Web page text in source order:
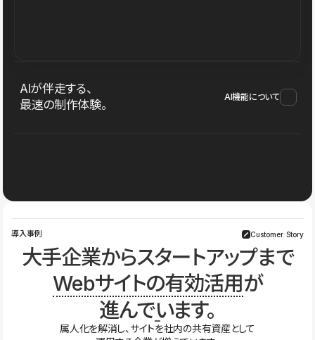
AIが伴走する、
最速の制作体験。
AI機能について
導入事例 Customer Story
大手企業からスタートアップまで
Webサイトの有効活用が
進んでいます。
属人化を解消し、サイトを社内の共有資産として